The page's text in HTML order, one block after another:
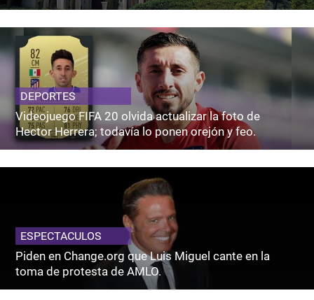
DEPORTES
Videojuego FIFA 20 olvida actualizar la foto de
Hector Herrera; todavía lo ponen orejón y feo.
ESPECTACULOS
Piden en Change.org que Luis Miguel cante en la
toma de protesta de AMLO.